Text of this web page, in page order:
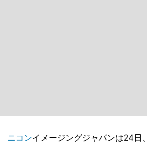
ニコンイメージングジャパンは24日